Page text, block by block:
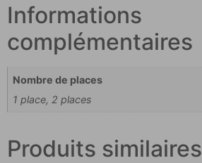
Informations
complémentaires
Nombre de places
1 place, 2 places
Produits similaires